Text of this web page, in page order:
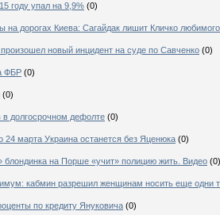
году упал на 9,9% (0)
на дорогах Киева: Сагайдак лишит Кличко
новый инцидент на суде по Савченко (0)
ФБР (0)
(0)
в долгосрочном дефолте (0)
24 марта Украина останется без Яценюка (0)
блондинка на Порше «учит» полицию жить. Видео (0)
кабмин разрешил женщинам носить еще одни
по кредиту Януковича (0)